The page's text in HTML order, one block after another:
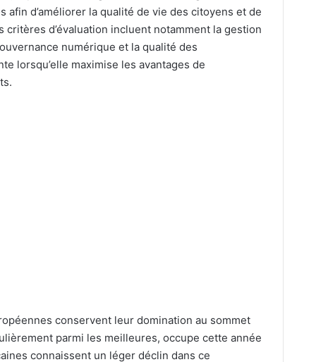
d’améliorer la qualité de vie des citoyens et de
critères d’évaluation incluent notamment la gestion
numérique et la qualité des
lorsqu’elle maximise les avantages de
conservent leur domination au sommet
parmi les meilleures, occupe cette année
connaissent un léger déclin dans ce